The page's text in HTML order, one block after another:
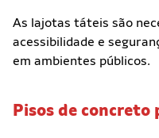
As lajotas táteis são
acessibilidade e
em ambientes públicos.
Pisos de concreto